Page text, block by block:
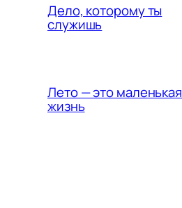
Дело, которому ты
служишь
Лето — это маленькая
жизнь